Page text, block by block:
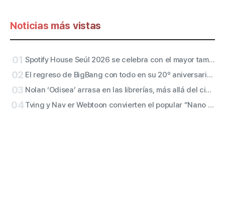
Noticias más vistas
01 Spotify House Seúl 2026 se celebra con el mayor tamaño de su historia… desfilan RIIZE, Diplo y JANNABI, entre otros
02 El regreso de BigBang con todo en su 20º aniversario de debut… Lanzamiento del nuevo tema “BiiiG” el día 19 y puesta en marcha de un proyecto histórico en Jamsil
03 Nolan ‘Odisea’ arrasa en las librerías, más allá del cine… Un texto que despierta del siglo VIII a. C.
04 Tving y Nav er Webtoon convierten el popular “Nano List” en anime: estrenan todos los episodios el 17